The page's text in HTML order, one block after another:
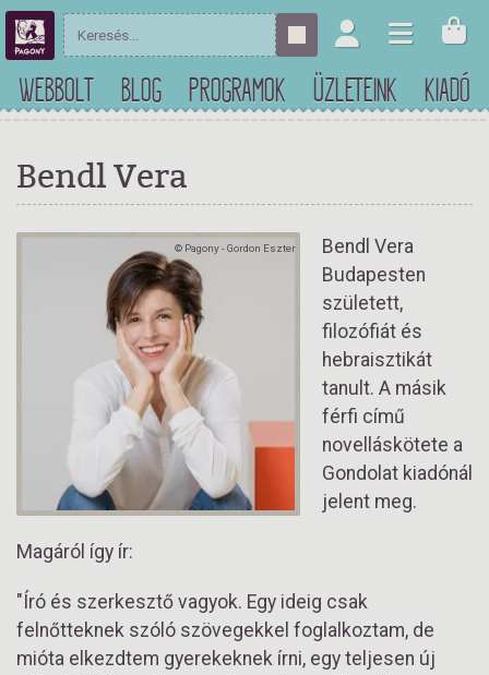
WEBBOLT BLOG PROGRAMOK ÜZLETEINK KIADÓ
Bendl Vera
© Pagony - Gordon Eszter
Bendl Vera
Budapesten
született,
filozófiát és
hebraisztikát
tanult. A másik
férfi című
novelláskötete a
Gondolat kiadónál
jelent meg.
Magáról így ír:
"Író és szerkesztő vagyok. Egy ideig csak
felnőtteknek szóló szövegekkel foglalkoztam, de
mióta elkezdtem gyerekeknek írni, egy teljesen új